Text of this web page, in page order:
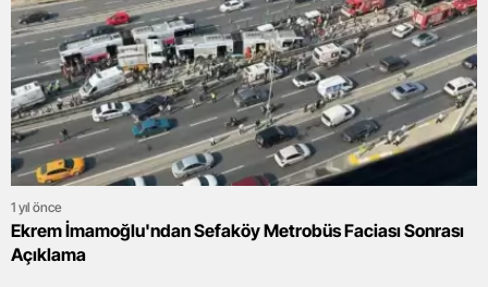
1 yıl önce
Ekrem İmamoğlu'ndan Sefaköy Metrobüs Faciası Sonrası
Açıklama